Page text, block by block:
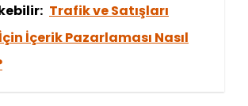
Trafik ve Satışları
İçerik Pazarlaması Nasıl